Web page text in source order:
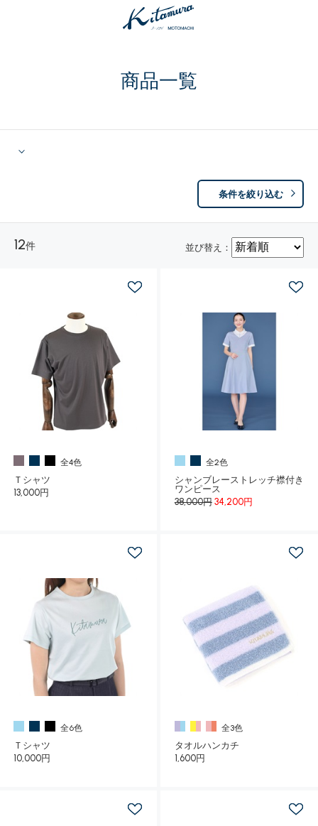
商品一覧
条件を絞り込む
12件 並び替え：
全4色
Ｔシャツ
13,000円
全2色
シャンブレーストレッチ襟付き
ワンピース
38,000円 34,200円
全6色
Ｔシャツ
10,000円
全3色
タオルハンカチ
1,600円